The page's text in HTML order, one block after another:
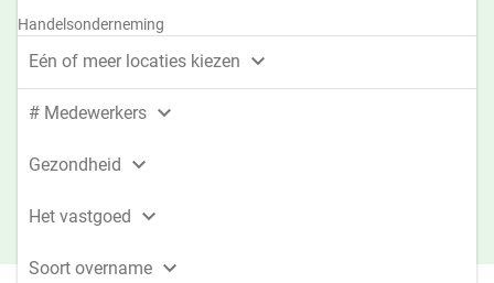
Handelsonderneming
Eén of meer locaties kiezen 
# Medewerkers 
Gezondheid 
Het vastgoed 
Soort overname 